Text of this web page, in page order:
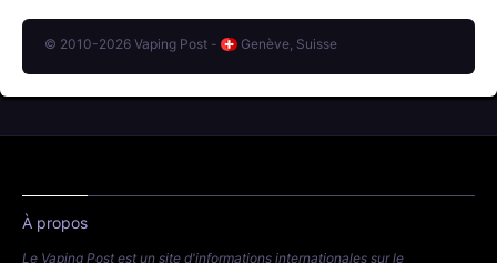
© 2010-2026 Vaping Post - Genève, Suisse
À propos
Le Vaping Post est un site d'informations internationales sur le